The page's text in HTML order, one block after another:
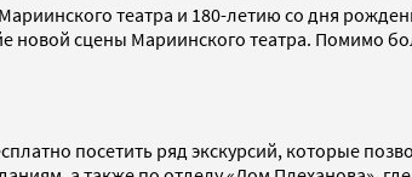
театра и 180-летию со дня
новой сцены Мариинского театра. Помимо
посетить ряд экскурсий, которые